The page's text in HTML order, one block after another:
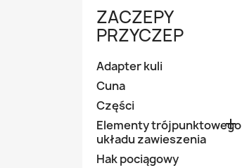
ZACZEPY
PRZYCZEP
Adapter kuli
Cuna
Części
Elementy trójpunktowego
układu zawieszenia

Hak pociągowy